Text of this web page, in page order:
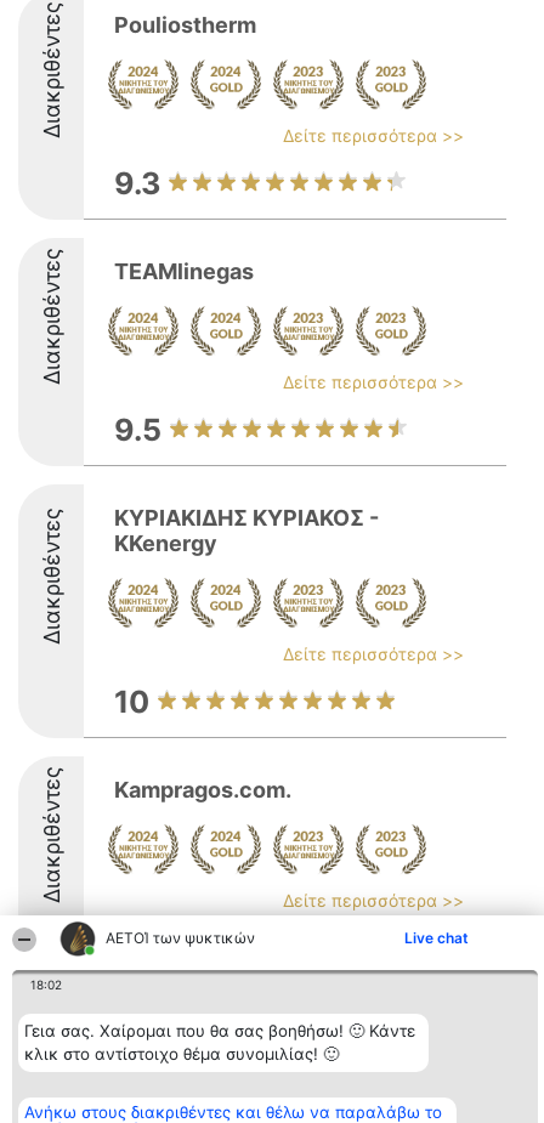
ΑΕΤΟΊ των ψυκτικών Live chat
18:02
Γεια σας. Χαίρομαι που θα σας βοηθήσω! 🙂 Κάντε
κλικ στο αντίστοιχο θέμα συνομιλίας! 🙂
Ανήκω στους διακριθέντες και θέλω να παραλάβω το
Διακριθέντες Pouliostherm
Δείτε περισσότερα >>
9.3
Διακριθέντες TEAMlinegas
Δείτε περισσότερα >>
9.5
Διακριθέντες
ΚΥΡΙΑΚΙΔΗΣ ΚΥΡΙΑΚΟΣ -
KKenergy
Δείτε περισσότερα >>
10
Διακριθέντες Kampragos.com.
Δείτε περισσότερα >>
9.3
Διοργανωτής της
κατάταξης
BEAUTIFUL COMPANY
ΤΗΛ. ΕΠΙΚΟΙΝΩΝΙΑΣ:
Κατάταξη
Διακριθέντες
Λίστα όλων
διακριθέντων
Επικοινωνία